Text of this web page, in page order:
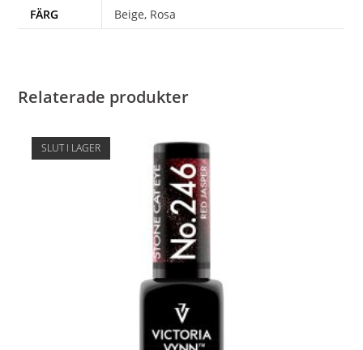
FÄRG Beige, Rosa
Relaterade produkter
SLUT I LAGER